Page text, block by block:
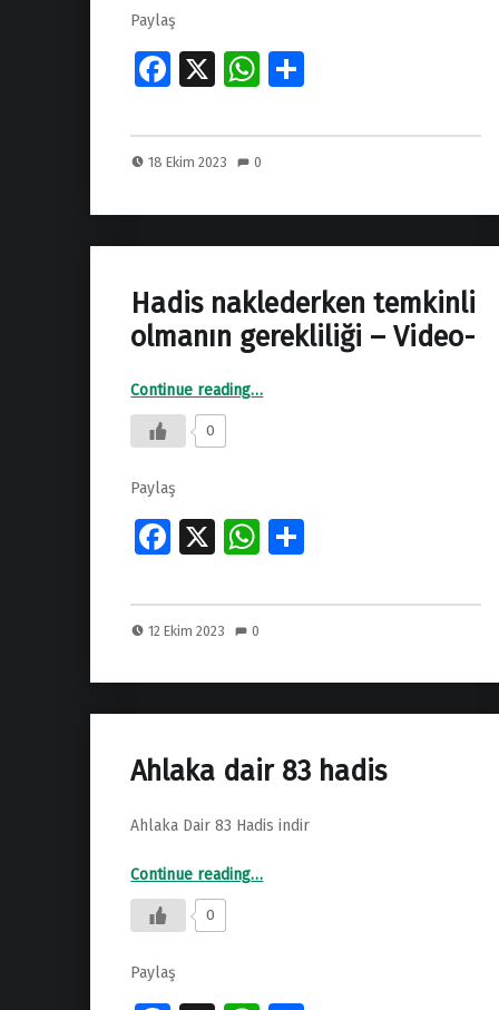
Paylaş
Fa
b
o
o
k
X
W
at
s
A
p
p
ar
18 Ekim 2023 0
Hadis naklederken temkinli
olmanın gerekliliği – Video-
Continue reading“Hadis naklederken temkinli olmanın gerekliliği – Video-”
…
0
Paylaş
Fa
b
o
o
k
X
W
at
A
p
p
ar
12 Ekim 2023 0
Ahlaka dair 83 hadis
Ahlaka Dair 83 Hadis indir
Continue reading“Ahlaka dair 83 hadis”
…
0
Paylaş